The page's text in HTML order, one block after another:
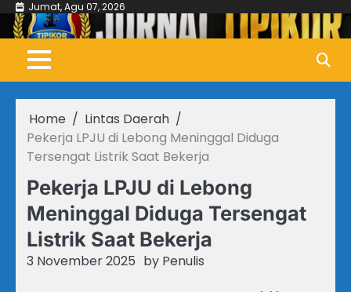
Skip
content
Jumat, Agu 07, 2026
Home
Lintas Daerah
Pekerja LPJU di Lebong Meninggal Diduga
Tersengat Listrik Saat Bekerja
Pekerja LPJU di Lebong
Meninggal Diduga Tersengat
Listrik Saat Bekerja
3 November 2025 by Penulis